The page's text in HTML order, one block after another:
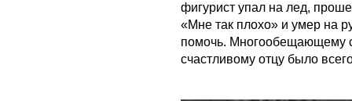
фигурист упал на лед,
«Мне так плохо» и умер на
помочь. Многообещающему
счастливому отцу было